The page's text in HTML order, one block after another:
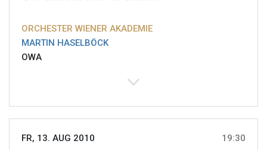
ORCHESTER WIENER AKADEMIE
MARTIN HASELBÖCK
OWA
FR, 13. AUG 2010 19:30